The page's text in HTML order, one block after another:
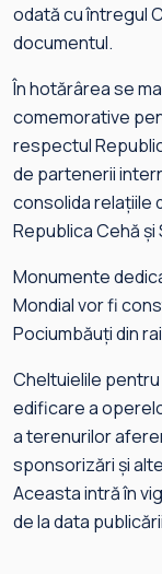
odată cu întregul
documentul.
În hotărârea se
comemorative
respectul
de partenerii
consolida relațiile
Republica Cehă și
Monumente
Mondial vor fi
Pociumbăuți din
Cheltuielile
edificare a
a terenurilor
sponsorizări şi
Aceasta intră în
de la data